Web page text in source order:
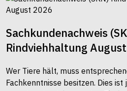
Sachkundenachweis
Rindviehhaltung
Wer Tiere hält, muss
Fachkenntnisse besitzen. Dies ist